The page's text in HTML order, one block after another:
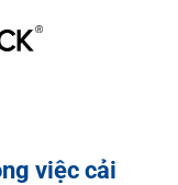
việc cải